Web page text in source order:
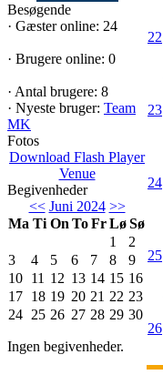
Besøgende
· Gæster online: 24
· Brugere online: 0
· Antal brugere: 8
· Nyeste bruger: Team
MK
Fotos
Download Flash Player
Venue
Begivenheder
<< Juni 2024 >>
Ma Ti On To FrLøSø
1
2
3
4 5 6 7 8
9
10 11 12 13 14 15 16
17 18 19 20 21 22 23
24 25 26 27 28 29 30
Ingen begivenheder.
22
23
24
25
26